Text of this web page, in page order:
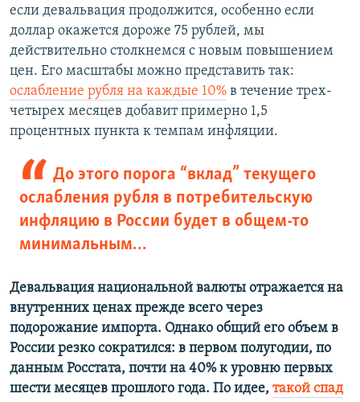
если девальвация продолжится, особенно если
доллар окажется дороже 75 рублей, мы
действительно столкнемся с новым повышением
цен. Его масштабы можно представить так:
ослабление рубля на каждые 10% в течение трех-
четырех месяцев добавит примерно 1,5
процентных пункта к темпам инфляции.
До этого порога “вклад” текущего
ослабления рубля в потребительскую
инфляцию в России будет в общем-то
минимальным…
Девальвация национальной валюты отражается на
внутренних ценах прежде всего через
подорожание импорта. Однако общий его объем в
России резко сократился: в первом полугодии, по
данным Росстата, почти на 40% к уровню первых
шести месяцев прошлого года. По идее, такой спад